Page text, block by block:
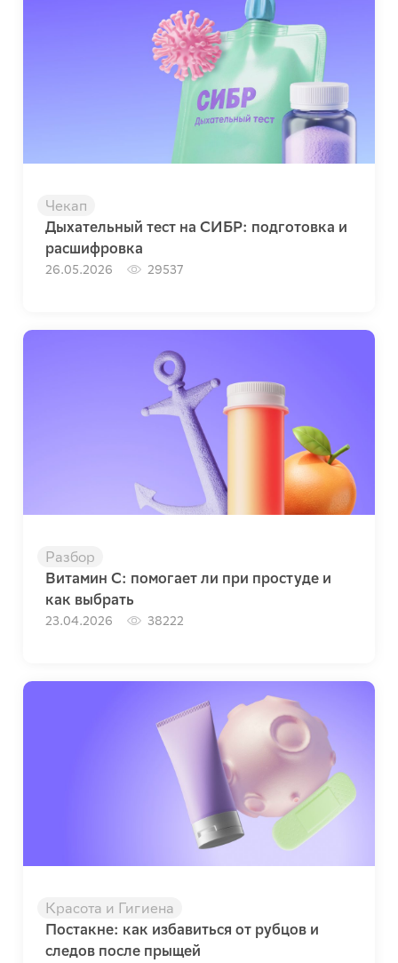
Чекап
Дыхательный тест на СИБР: подготовка и
расшифровка
26.05.2026 29537
Разбор
Витамин C: помогает ли при простуде и
как выбрать
23.04.2026 38222
Красота и Гигиена
Постакне: как избавиться от рубцов и
следов после прыщей